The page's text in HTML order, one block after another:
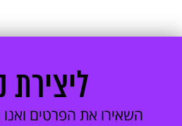
השאירו את הפרטים